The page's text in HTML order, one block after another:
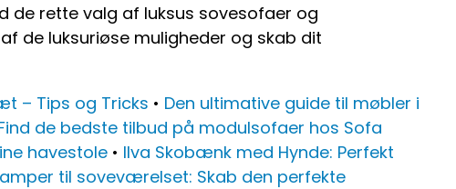
de rette valg af luksus sovesofaer og
de luksuriøse muligheder og skab dit
– Tips og Tricks • Den ultimative guide til møbler i
de bedste tilbud på modulsofaer hos Sofa
havestole • Ilva Skobænk med Hynde: Perfekt
til soveværelset: Skab den perfekte